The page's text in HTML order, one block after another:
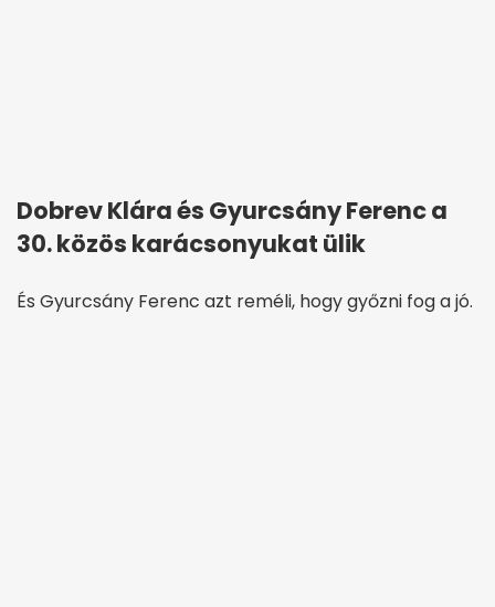
Dobrev Klára és Gyurcsány Ferenc a
30. közös karácsonyukat ülik
És Gyurcsány Ferenc azt reméli, hogy győzni fog a jó.